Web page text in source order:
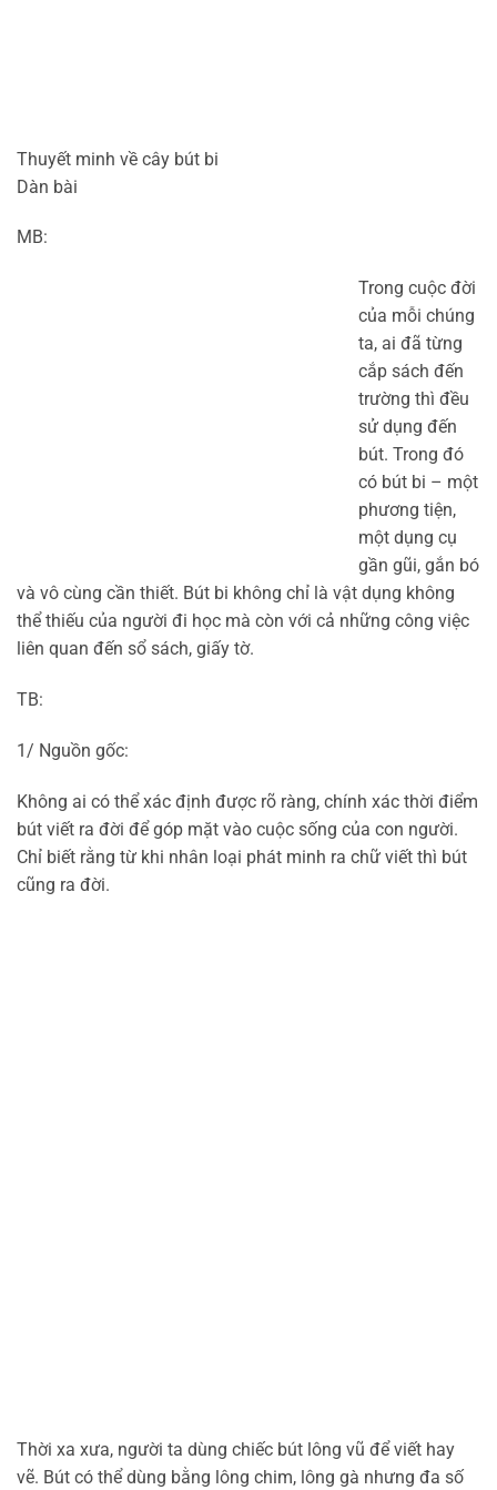
Thuyết minh về cây bút bi
Dàn bài
MB:
Trong cuộc đời
của mỗi chúng
ta, ai đã từng
cắp sách đến
trường thì đều
sử dụng đến
bút. Trong đó
có bút bi – một
phương tiện,
một dụng cụ
gần gũi, gắn bó
và vô cùng cần thiết. Bút bi không chỉ là vật dụng không
thể thiếu của người đi học mà còn với cả những công việc
liên quan đến sổ sách, giấy tờ.
TB:
1/ Nguồn gốc:
Không ai có thể xác định được rõ ràng, chính xác thời điểm
bút viết ra đời để góp mặt vào cuộc sống của con người.
Chỉ biết rằng từ khi nhân loại phát minh ra chữ viết thì bút
cũng ra đời.
Thời xa xưa, người ta dùng chiếc bút lông vũ để viết hay
vẽ. Bút có thể dùng bằng lông chim, lông gà nhưng đa số